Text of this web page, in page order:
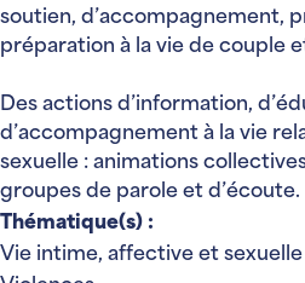
soutien, d’accompagnement,
préparation à la vie de couple
Des actions d’information,
d’accompagnement à la vie
sexuelle : animations
groupes de parole et d’écoute.
Thématique(s) :
Vie intime, affective et sexuelle